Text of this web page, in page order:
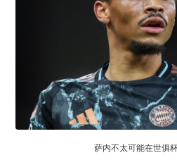
萨内不太可能在世俱